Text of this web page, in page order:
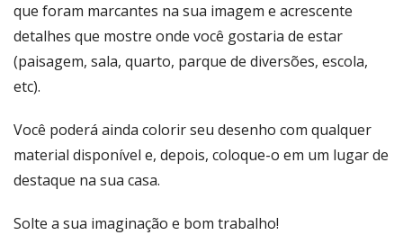
que foram marcantes na sua imagem e acrescente
detalhes que mostre onde você gostaria de estar
(paisagem, sala, quarto, parque de diversões, escola,
etc).
Você poderá ainda colorir seu desenho com qualquer
material disponível e, depois, coloque-o em um lugar de
destaque na sua casa.
Solte a sua imaginação e bom trabalho!